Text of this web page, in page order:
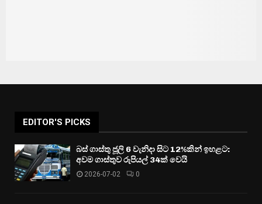
EDITOR'S PICKS
බස් ගාස්තු ජූලි 6 වැනිදා සිට 12%කින් ඉහළට:
අවම ගාස්තුව රුපියල් 34ක් වෙයි
2026-07-02 0